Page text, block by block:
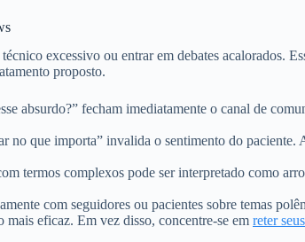
excessivo ou entrar em debates acalorados.
proposto.
absurdo?” fecham imediatamente o canal de
no que importa” invalida o sentimento do paciente.
termos complexos pode ser interpretado como
com seguidores ou pacientes sobre temas
eficaz. Em vez disso, concentre-se em reter